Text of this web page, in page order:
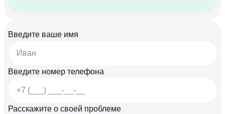
Введите ваше имя
Введите номер телефона
Расскажите о своей проблеме